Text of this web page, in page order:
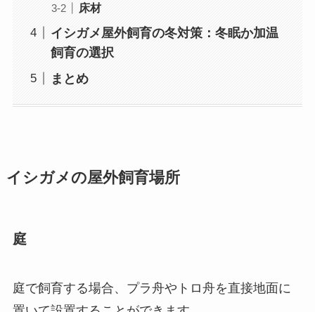
床材
イシガメ屋外飼育の冬対策：冬眠か加温
飼育の選択
まとめ
イシガメの屋外飼育場所
庭
庭で飼育する場合、プラ舟やトロ舟を直接地面に